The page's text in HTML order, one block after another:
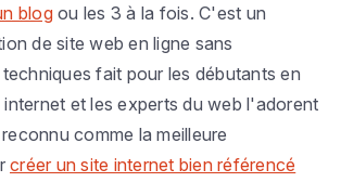
blogou les 3 à la fois. C'est un
de site web en ligne sans
fait pour les débutants en
et les experts du web l'adorent
comme la meilleure
créer un site internet bien référencé